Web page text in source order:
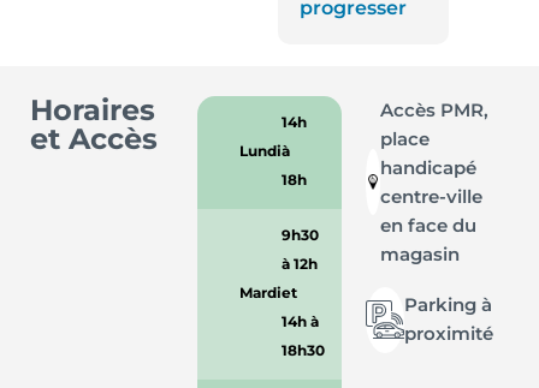
progresser
Horaires
et Accès
Lundi
14h
à
18h
Mardi
9h30
à 12h
et
14h à
18h30
Accès PMR,
place
handicapé
centre-ville
en face du
magasin
Parking à
proximité